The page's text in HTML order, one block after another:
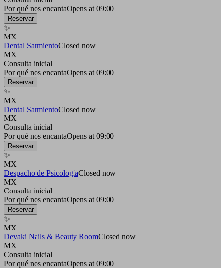
Por qué nos encantaOpens at 09:00
Reservar
✨
MX
Dental SarmientoClosed now
MX
Consulta inicial
Por qué nos encantaOpens at 09:00
Reservar
✨
MX
Dental SarmientoClosed now
MX
Consulta inicial
Por qué nos encantaOpens at 09:00
Reservar
✨
MX
Despacho de PsicologíaClosed now
MX
Consulta inicial
Por qué nos encantaOpens at 09:00
Reservar
✨
MX
Devaki Nails & Beauty RoomClosed now
MX
Consulta inicial
Por qué nos encantaOpens at 09:00